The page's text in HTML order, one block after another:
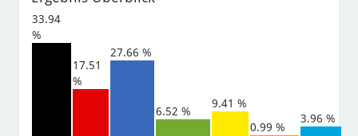
33.94
%
17.51
%
27.66 %
6.52 %
9.41 %
0.99 %
3.96 %